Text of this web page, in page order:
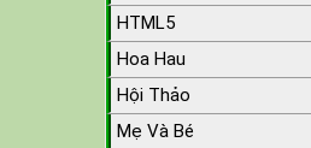
HTML5
Hoa Hau
Hội Thảo
Mẹ Và Bé